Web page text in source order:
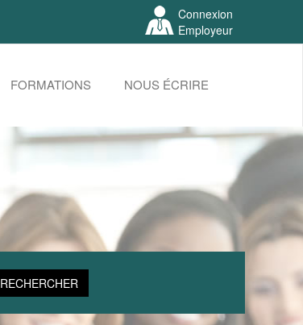
Connexion
Employeur
FORMATIONS NOUS ÉCRIRE
RECHERCHER